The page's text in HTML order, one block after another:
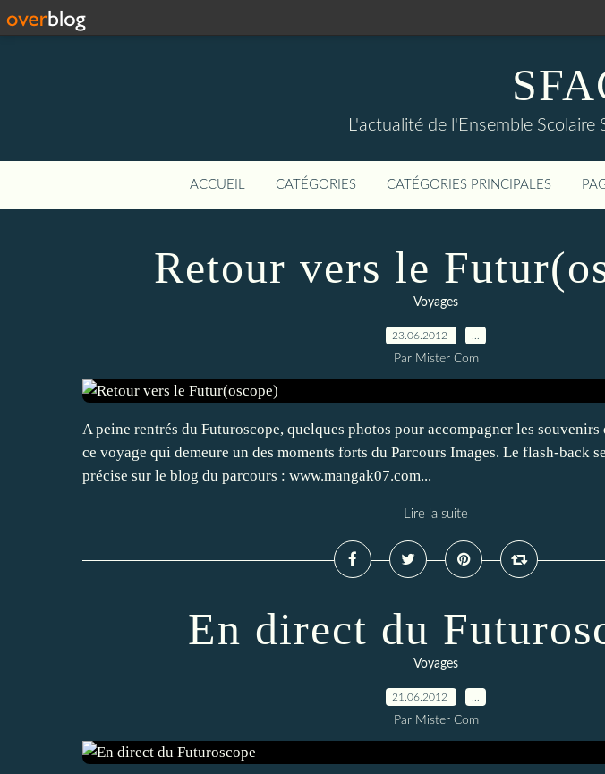
L'actualité de l'Ensemble
ACCUEIL CATÉGORIES CATÉGORIES PRINCIPALES
Retour vers le
Voyages
23.06.2012
Par Mister Com
A peine rentrés du Futuroscope, quelques photos pour accompagner les
ce voyage qui demeure un des moments forts du Parcours Images. Le flash-back
précise sur le blog du parcours : www.mangak07.com...
Lire la suite
En direct du
Voyages
21.06.2012
Par Mister Com